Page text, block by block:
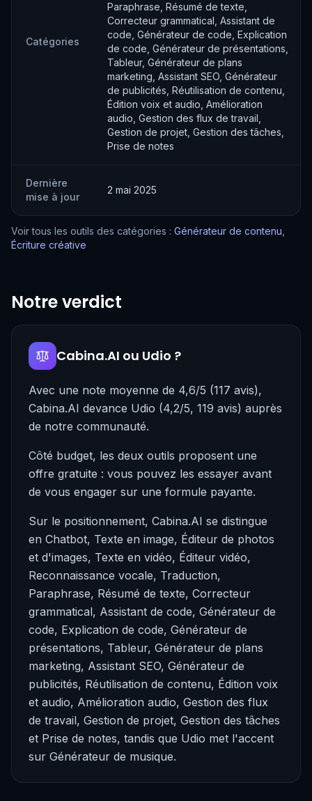
Catégories
Paraphrase, Résumé de texte,
Correcteur grammatical, Assistant de
code, Générateur de code, Explication
de code, Générateur de présentations,
Tableur, Générateur de plans
marketing, Assistant SEO, Générateur
de publicités, Réutilisation de contenu,
Édition voix et audio, Amélioration
audio, Gestion des flux de travail,
Gestion de projet, Gestion des tâches,
Prise de notes
Dernière
mise à jour
2 mai 2025
Voir tous les outils des catégories : Générateur de contenu
Écriture créative
Notre verdict
Cabina.AI ou Udio ?
Avec une note moyenne de 4,6/5 (117 avis),
Cabina.AI devance Udio (4,2/5, 119 avis) auprès
de notre communauté.
Côté budget, les deux outils proposent une
offre gratuite : vous pouvez les essayer avant
de vous engager sur une formule payante.
Sur le positionnement, Cabina.AI se distingue
en Chatbot, Texte en image, Éditeur de photos
et d'images, Texte en vidéo, Éditeur vidéo,
Reconnaissance vocale, Traduction,
Paraphrase, Résumé de texte, Correcteur
grammatical, Assistant de code, Générateur de
code, Explication de code, Générateur de
présentations, Tableur, Générateur de plans
marketing, Assistant SEO, Générateur de
publicités, Réutilisation de contenu, Édition voix
et audio, Amélioration audio, Gestion des flux
de travail, Gestion de projet, Gestion des tâches
et Prise de notes, tandis que Udio met l'accent
sur Générateur de musique.